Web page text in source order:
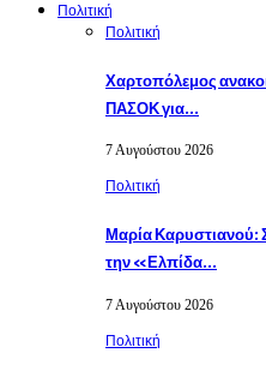
Πολιτική
Πολιτική
Χαρτοπόλεμος
ΠΑΣΟΚ για…
7 Αυγούστου 2026
Πολιτική
Μαρία Καρυστιανού:
την «Ελπίδα…
7 Αυγούστου 2026
Πολιτική